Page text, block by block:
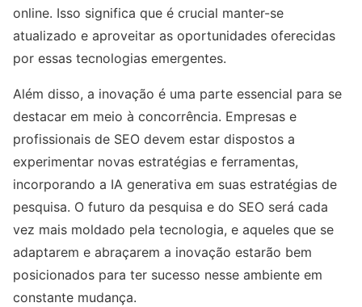
online. Isso significa que é crucial manter-se
atualizado e aproveitar as oportunidades oferecidas
por essas tecnologias emergentes.
Além disso, a inovação é uma parte essencial para se
destacar em meio à concorrência. Empresas e
profissionais de SEO devem estar dispostos a
experimentar novas estratégias e ferramentas,
incorporando a IA generativa em suas estratégias de
pesquisa. O futuro da pesquisa e do SEO será cada
vez mais moldado pela tecnologia, e aqueles que se
adaptarem e abraçarem a inovação estarão bem
posicionados para ter sucesso nesse ambiente em
constante mudança.